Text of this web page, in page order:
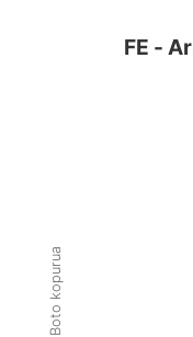
Boto kopurua
FE -